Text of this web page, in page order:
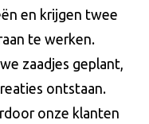
en krijgen twee
te werken.
zaadjes geplant,
ontstaan.
onze klanten